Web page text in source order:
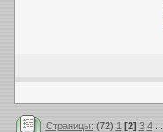
Страницы: (72) 1 [2] 3 4...